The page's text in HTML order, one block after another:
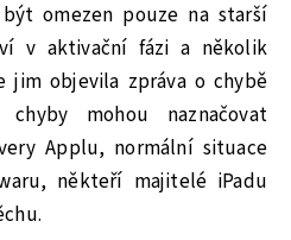
omezen pouze na starší
v aktivační fázi a několik
jim objevila zpráva o chybě
mohou naznačovat
Applu, normální situace
někteří majitelé iPadu